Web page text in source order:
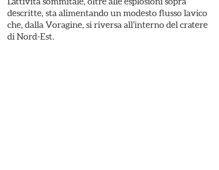
descritte, sta alimentando un modesto flusso lavico
che, dalla Voragine, si riversa all’interno del cratere
di Nord-Est.